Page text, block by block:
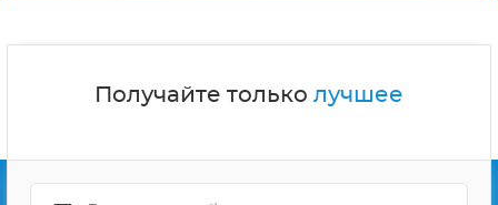
Получайте только лучшее